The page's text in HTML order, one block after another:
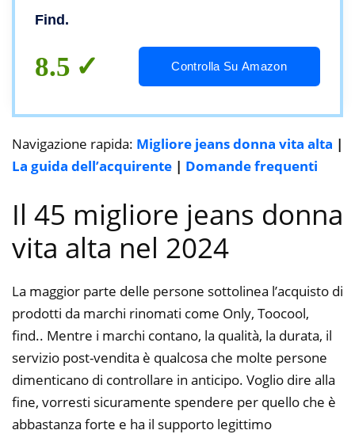
Find.
8.5 Controlla Su Amazon
Navigazione rapida: Migliore jeans donna vita alta |
La guida dell’acquirente | Domande frequenti
Il 45 migliore jeans donna
vita alta nel 2024
La maggior parte delle persone sottolinea l’acquisto di
prodotti da marchi rinomati come Only, Toocool,
find.. Mentre i marchi contano, la qualità, la durata, il
servizio post-vendita è qualcosa che molte persone
dimenticano di controllare in anticipo. Voglio dire alla
fine, vorresti sicuramente spendere per quello che è
abbastanza forte e ha il supporto legittimo